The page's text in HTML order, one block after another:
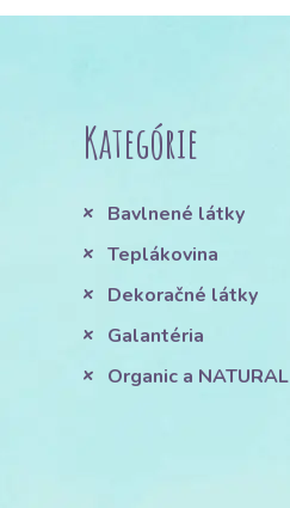
Kategórie
Bavlnené látky
Teplákovina
Dekoračné látky
Galantéria
Organic a NATURAL